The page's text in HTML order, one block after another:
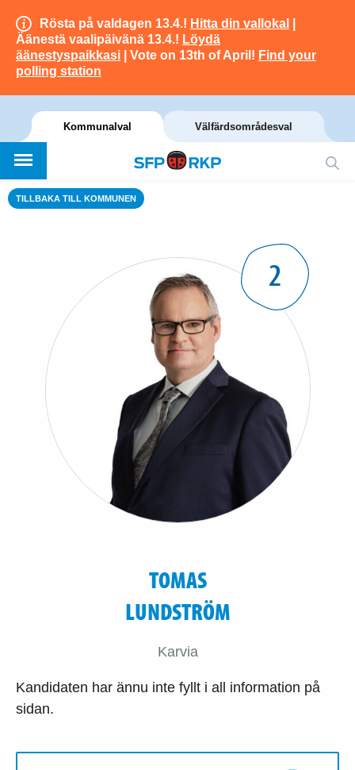
Rösta på valdagen 13.4.! Hitta din vallokal
Äänestä vaalipäivänä 13.4.! Löydä
äänestyspaikkasi | Vote on 13th of April! Find your
polling station
Kommunalval Välfärdsområdesval
TILLBAKA TILL KOMMUNEN
2
TOMAS
LUNDSTRÖM
Karvia
Kandidaten har ännu inte fyllt i all information på
sidan.